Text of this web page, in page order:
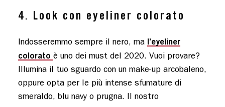
4. Look con eyeliner colorato
Indosseremmo sempre il nero, ma l’eyeliner
colorato è uno dei must del 2020. Vuoi provare?
Illumina il tuo sguardo con un make-up arcobaleno,
oppure opta per le più intense sfumature di
smeraldo, blu navy o prugna. Il nostro